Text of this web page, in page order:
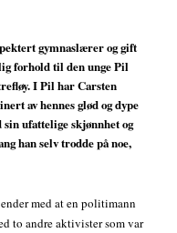
gymnaslærer og gift
forhold til den unge Pil
I Pil har Carsten
av hennes glød og dype
ufattelige skjønnhet og
han selv trodde på noe,
med at en politimann
to andre aktivister som var